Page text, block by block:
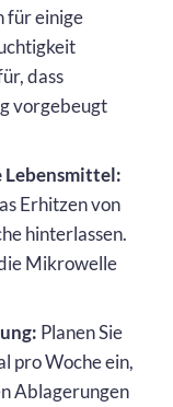
für einige
dass
vorgebeugt
Lebensmittel:
Erhitzen von
hinterlassen.
Mikrowelle
Planen Sie
pro Woche ein,
Ablagerungen